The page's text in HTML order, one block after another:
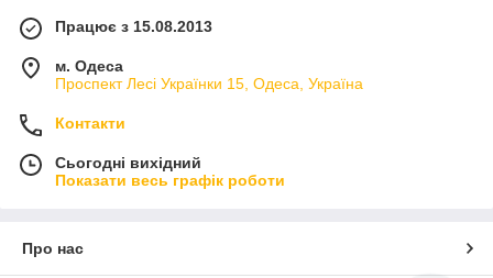
Працює з 15.08.2013
м. Одеса
Проспект Лесі Українки 15, Одеса, Україна
Контакти
Сьогодні вихідний
Показати весь графік роботи
Про нас